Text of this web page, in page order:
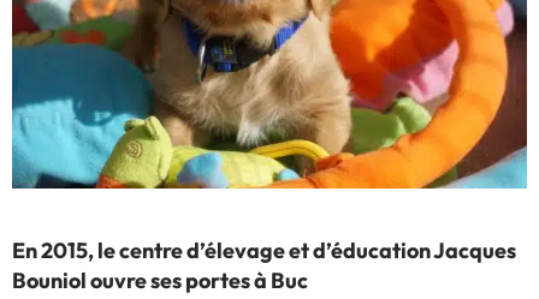
En 2015, le centre d’élevage et d’éducation Jacques
Bouniol ouvre ses portes à Buc